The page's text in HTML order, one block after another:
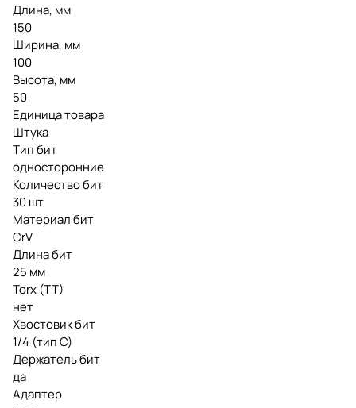
Длина, мм
150
Ширина, мм
100
Высота, мм
50
Единица товара
Штука
Тип бит
односторонние
Количество бит
30 шт
Материал бит
CrV
Длина бит
25 мм
Torx (TT)
нет
Хвостовик бит
1/4 (тип С)
Держатель бит
да
Адаптер